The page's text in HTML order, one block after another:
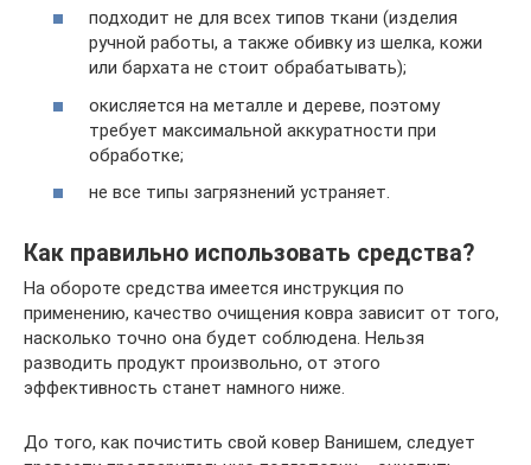
подходит не для всех типов ткани (изделия
ручной работы, а также обивку из шелка, кожи
или бархата не стоит обрабатывать);
окисляется на металле и дереве, поэтому
требует максимальной аккуратности при
обработке;
не все типы загрязнений устраняет.
Как правильно использовать средства?
На обороте средства имеется инструкция по
применению, качество очищения ковра зависит от того,
насколько точно она будет соблюдена. Нельзя
разводить продукт произвольно, от этого
эффективность станет намного ниже.
До того, как почистить свой ковер Ванишем, следует